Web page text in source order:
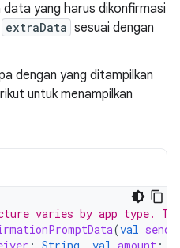
yang harus dikonfirmasi
extraData sesuai dengan
dengan yang ditampilkan
untuk menampilkan
varies by app type.
(val